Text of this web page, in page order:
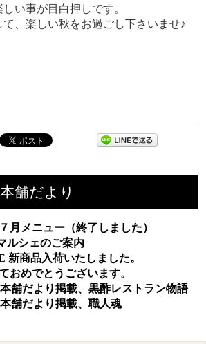
い事が目白押しです。
、楽しい秋をお過ごし下さいませ♪
舗だより
月メニュー（終了しました）
ルシェのご案内
商品入荷いたしました。
おめでとうございます。
舗だより掲載、黒酢レストラン物語
舗だより掲載、職人魂